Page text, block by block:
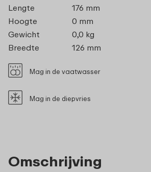
Omschrijving
Lengte
176 mm
Hoogte
0 mm
Gewicht
0,0 kg
Breedte
126 mm
Mag in de vaatwasser
Mag in de diepvries